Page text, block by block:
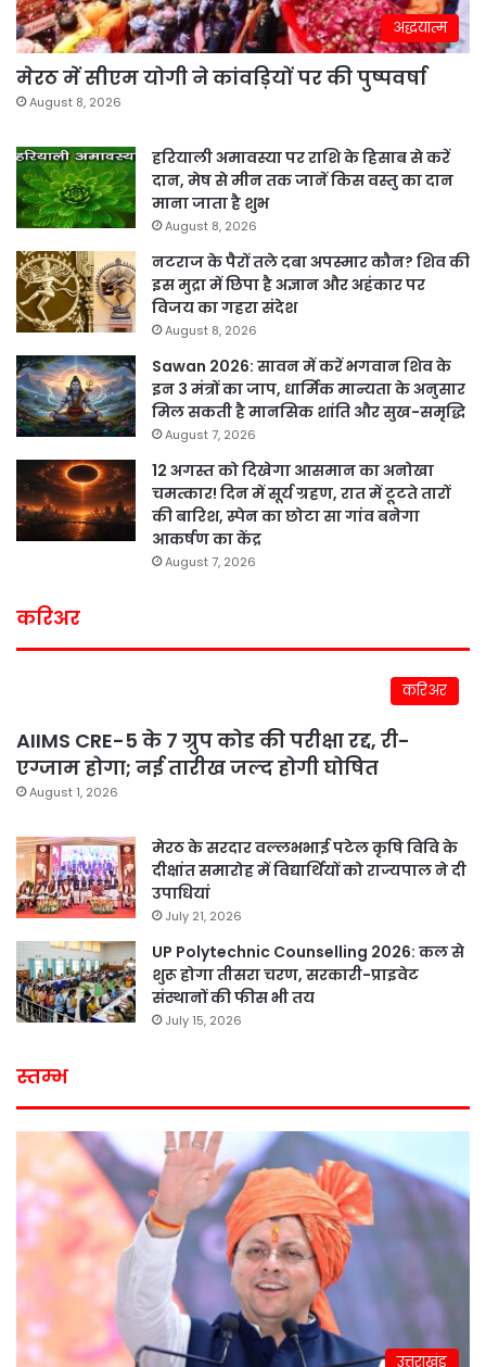
अद्धयात्म
मेरठ में सीएम योगी ने कांवड़ियों पर की पुष्पवर्षा
August 8, 2026
हरियाली अमावस्या पर राशि के हिसाब से करें
दान, मेष से मीन तक जानें किस वस्तु का दान
माना जाता है शुभ
August 8, 2026
नटराज के पैरों तले दबा अपस्मार कौन? शिव की
इस मुद्रा में छिपा है अज्ञान और अहंकार पर
विजय का गहरा संदेश
August 8, 2026
Sawan 2026: सावन में करें भगवान शिव के
इन 3 मंत्रों का जाप, धार्मिक मान्यता के अनुसार
मिल सकती है मानसिक शांति और सुख-समृद्धि
August 7, 2026
12 अगस्त को दिखेगा आसमान का अनोखा
चमत्कार! दिन में सूर्य ग्रहण, रात में टूटते तारों
की बारिश, स्पेन का छोटा सा गांव बनेगा
आकर्षण का केंद्र
August 7, 2026
करिअर
करिअर
AIIMS CRE-5 के 7 ग्रुप कोड की परीक्षा रद्द, री-
एग्जाम होगा; नई तारीख जल्द होगी घोषित
August 1, 2026
मेरठ के सरदार वल्लभभाई पटेल कृषि विवि के
दीक्षांत समारोह में विद्यार्थियों को राज्यपाल ने दी
उपाधियां
July 21, 2026
UP Polytechnic Counselling 2026: कल से
शुरू होगा तीसरा चरण, सरकारी-प्राइवेट
संस्थानों की फीस भी तय
July 15, 2026
स्तम्भ
उत्तराखंड